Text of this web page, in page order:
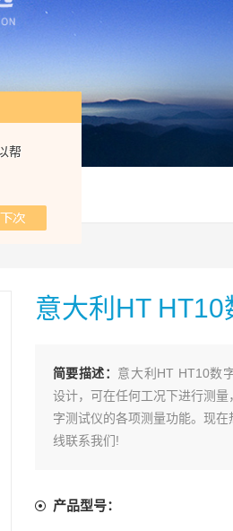
帮
意大利HT HT10
简要描述： 意大利HT HT10数
设计，可在任何工况下进行测
字测试仪的各项测量功能。现
线联系我们!
产品型号：